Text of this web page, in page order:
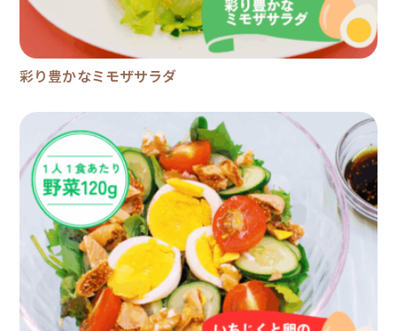
彩り豊かなミモザサラダ